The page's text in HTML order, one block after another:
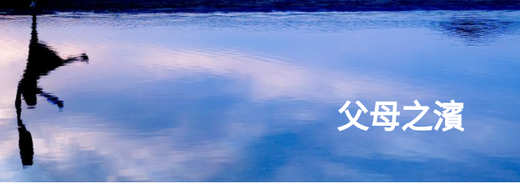
栗林公園
屋島
向日葵花田（滿濃町）
瀨戶內海
瀨戶大橋
父母之濱
香川縣廳（縣政府）東館
讚岐烏龍麵
津嶋神社